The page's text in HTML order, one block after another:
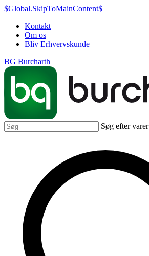
$Global.SkipToMainContent$
Kontakt
Om os
Bliv Erhvervskunde
BG Burcharth
Søg efter varer